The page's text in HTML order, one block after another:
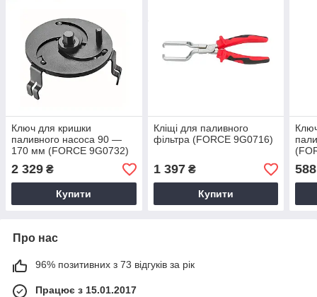
Ключ для кришки
паливного насоса 90 —
170 мм (FORCE 9G0732)
2 329 ₴
Купити
Кліщі для паливного
фільтра (FORCE 9G0716)
1 397₴
Купити
588
Про нас
96% позитивних з 73 відгуків за рік
Працює з 15.01.2017